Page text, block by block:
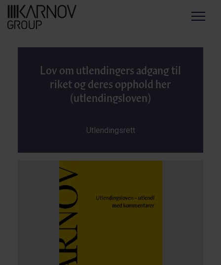
Menu
Lov om utlendingers adgang til
riket og deres opphold her
(utlendingsloven)